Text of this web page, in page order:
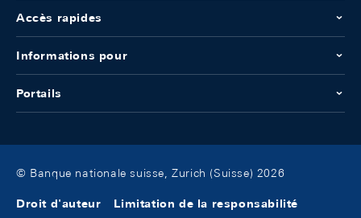
Accès rapides
Informations pour
Portails
© Banque nationale suisse, Zurich (Suisse) 2026
Droit d'auteur Limitation de la responsabilité